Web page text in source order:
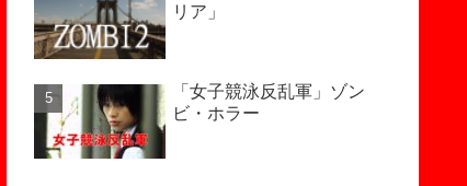
リア」
「女子競泳反乱軍」ゾン
ビ・ホラー